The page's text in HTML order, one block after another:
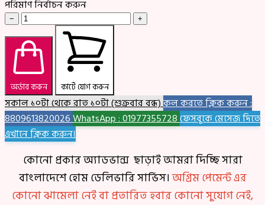
পরিমাণ নির্বাচন করুন
− +
অর্ডার করুন কার্টে যোগ করুন
সকাল ১০টা থেকে রাত ১০টা (শুক্রবার বন্ধ)কল করতে ক্লিক করুন :
8809613820026WhatsApp : 01977355728ফেসবুকে মেসেজ দিতে
এখানে ক্লিক করুন।
কোনো প্রকার অ্যাডভান্স ছাড়াই আমরা দিচ্ছি সারা
বাংলাদেশে হোম ডেলিভারি সার্ভিস।অগ্রিম পেমেন্ট এর
কোনো ঝামেলা নেই বা প্রতারিত হবার কোনো সুযোগ নেই,